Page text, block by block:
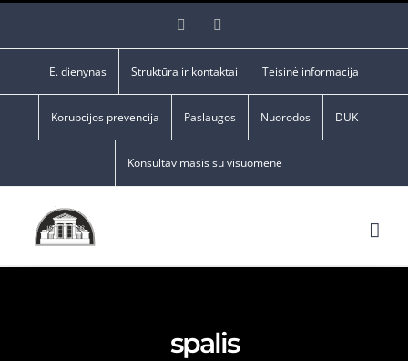
Facebook
E. dienynas Struktūra ir kontaktai Teisinė informacija
Korupcijos prevencija Paslaugos Nuorodos DUK
Konsultavimasis su visuomene
spalis